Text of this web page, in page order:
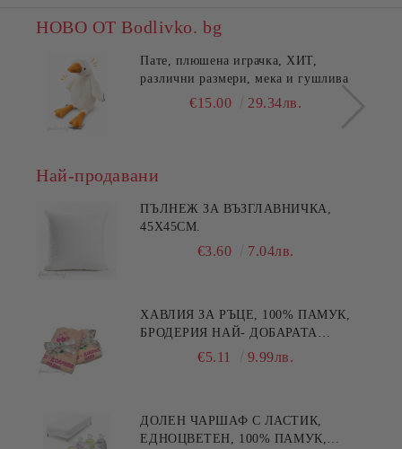
НОВО ОТ Bodlivko. bg
Пате, плюшена играчка, ХИТ,
различни размери, мека и гушлива
€15.00 29.34лв.
Най-продавани
ПЪЛНЕЖ ЗА ВЪЗГЛАВНИЧКА,
45X45СМ.
€3.60 7.04лв.
ХАВЛИЯ ЗА РЪЦЕ, 100% ПАМУК,
БРОДЕРИЯ НАЙ- ДОБАРАТА
МАЙКА/БАБА , РАЗМЕР:
€5.11 9.99лв.
ДОЛЕН ЧАРШАФ С ЛАСТИК,
ЕДНОЦВЕТЕН, 100% ПАМУК,